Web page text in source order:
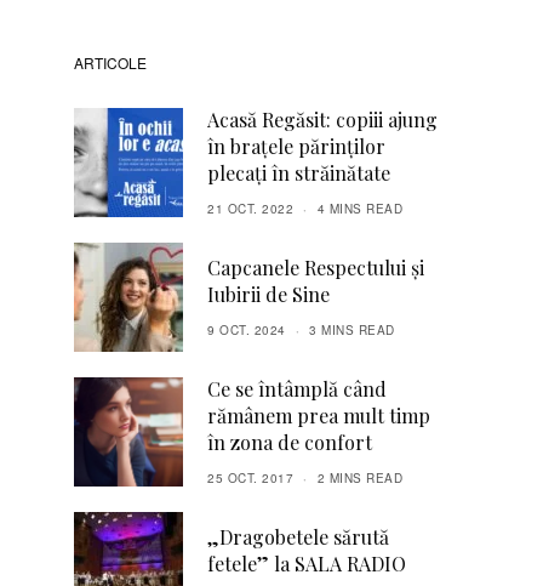
ARTICOLE
Acasă Regăsit: copiii ajung
în brațele părinților
plecați în străinătate
21 OCT. 2022 4 MINS READ
Capcanele Respectului și
Iubirii de Sine
9 OCT. 2024 3 MINS READ
Ce se întâmplă când
rămânem prea mult timp
în zona de confort
25 OCT. 2017 2 MINS READ
„Dragobetele sărută
fetele” la SALA RADIO